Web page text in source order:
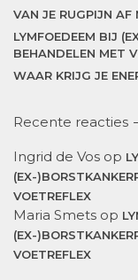
VAN JE RUGPIJN AF
LYMFOEDEEM BIJ
BEHANDELEN MET
WAAR KRIJG JE
Recente reacties
Ingrid de Vos op
(EX-
VOETREFLEX
Maria Smets op
(EX-
VOETREFLEX